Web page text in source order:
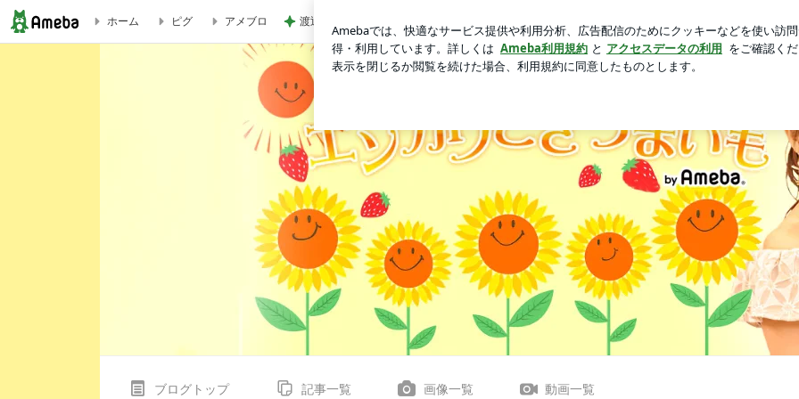
逃げる勝（笑） | 鈴木あきえオフィシャルブログ「エンガワとさつまいも」powered by アメブロ
ホーム ピグ アメブロ 渡辺美奈代 3coinsでの購入品 ログ
ブログトップ 記事一覧 画像一覧 動画一覧